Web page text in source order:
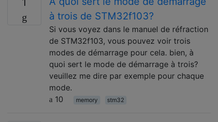
à trois de STM32f103?
Si vous voyez dans le manuel de réfraction
de STM32f103, vous pouvez voir trois
modes de démarrage pour cela. bien, à
quoi sert le mode de démarrage à trois?
veuillez me dire par exemple pour chaque
mode.
10
memory stm32